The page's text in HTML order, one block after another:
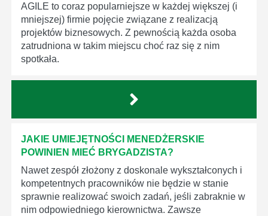
AGILE to coraz popularniejsze w każdej większej (i
mniejszej) firmie pojęcie związane z realizacją
projektów biznesowych. Z pewnością każda osoba
zatrudniona w takim miejscu choć raz się z nim
spotkała.
JAKIE UMIEJĘTNOŚCI MENEDŻERSKIE
POWINIEN MIEĆ BRYGADZISTA?
Nawet zespół złożony z doskonale wykształconych i
kompetentnych pracowników nie będzie w stanie
sprawnie realizować swoich zadań, jeśli zabraknie w
nim odpowiedniego kierownictwa. Zawsze